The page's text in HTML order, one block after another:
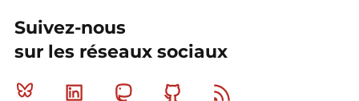
Suivez-nous
sur les réseaux sociaux
Bluesky Linkedin MastodonGithub